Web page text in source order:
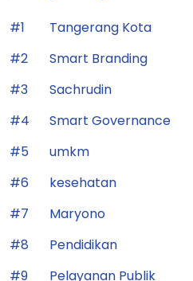
#1
Tangerang Kota
#2
Smart Branding
#3
Sachrudin
#4
Smart Governance
#5
umkm
#6
kesehatan
#7
Maryono
#8
Pendidikan
#9
Pelayanan Publik